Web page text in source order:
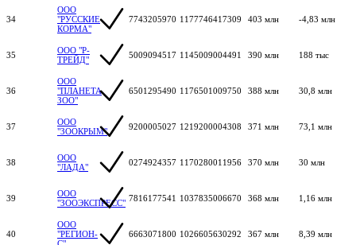
34
ООО
"РУССКИЕ
КОРМА"
7743205970 1177746417309 403 млн -4,83 млн
35
ООО "Р-
ТРЕЙД"
5009094517 1145009004491 390 млн 188 тыс
36
ООО
"ПЛАНЕТА
ЗОО"
6501295490 1176501009750 388 млн 30,8 млн
37
ООО
"ЗООКРЫМ"
9200005027 1219200004308 371 млн 73,1 млн
38
ООО
"ЛАДА"
0274924357 1170280011956 370 млн 30 млн
39
ООО
"ЗООЭКСПРЕСС" 7816177541 1037835006670 368 млн 1,16 млн
40
ООО
"РЕГИОН-
6663071800 1026605630292 367 млн 8,39 млн